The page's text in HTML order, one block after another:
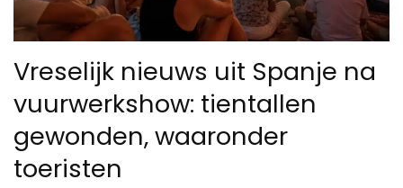
Vreselijk nieuws uit Spanje na
vuurwerkshow: tientallen
gewonden, waaronder
toeristen